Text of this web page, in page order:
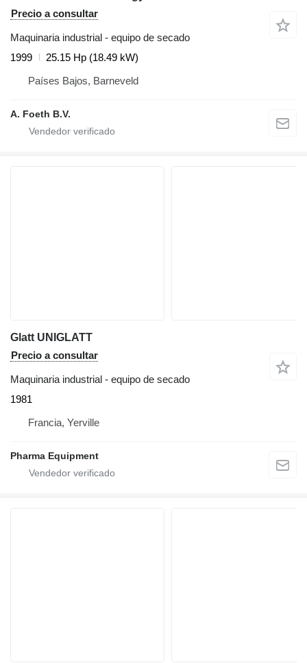
Precio a consultar
Maquinaria industrial - equipo de secado
1999
25.15 Hp (18.49 kW)
Países Bajos, Barneveld
A. Foeth B.V.
Glatt UNIGLATT
Precio a consultar
Maquinaria industrial - equipo de secado
1981
Francia, Yerville
Pharma Equipment